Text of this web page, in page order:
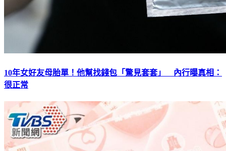
10年女好友母胎單！他幫找錢包「驚見套套」 內行曝真相：
很正常